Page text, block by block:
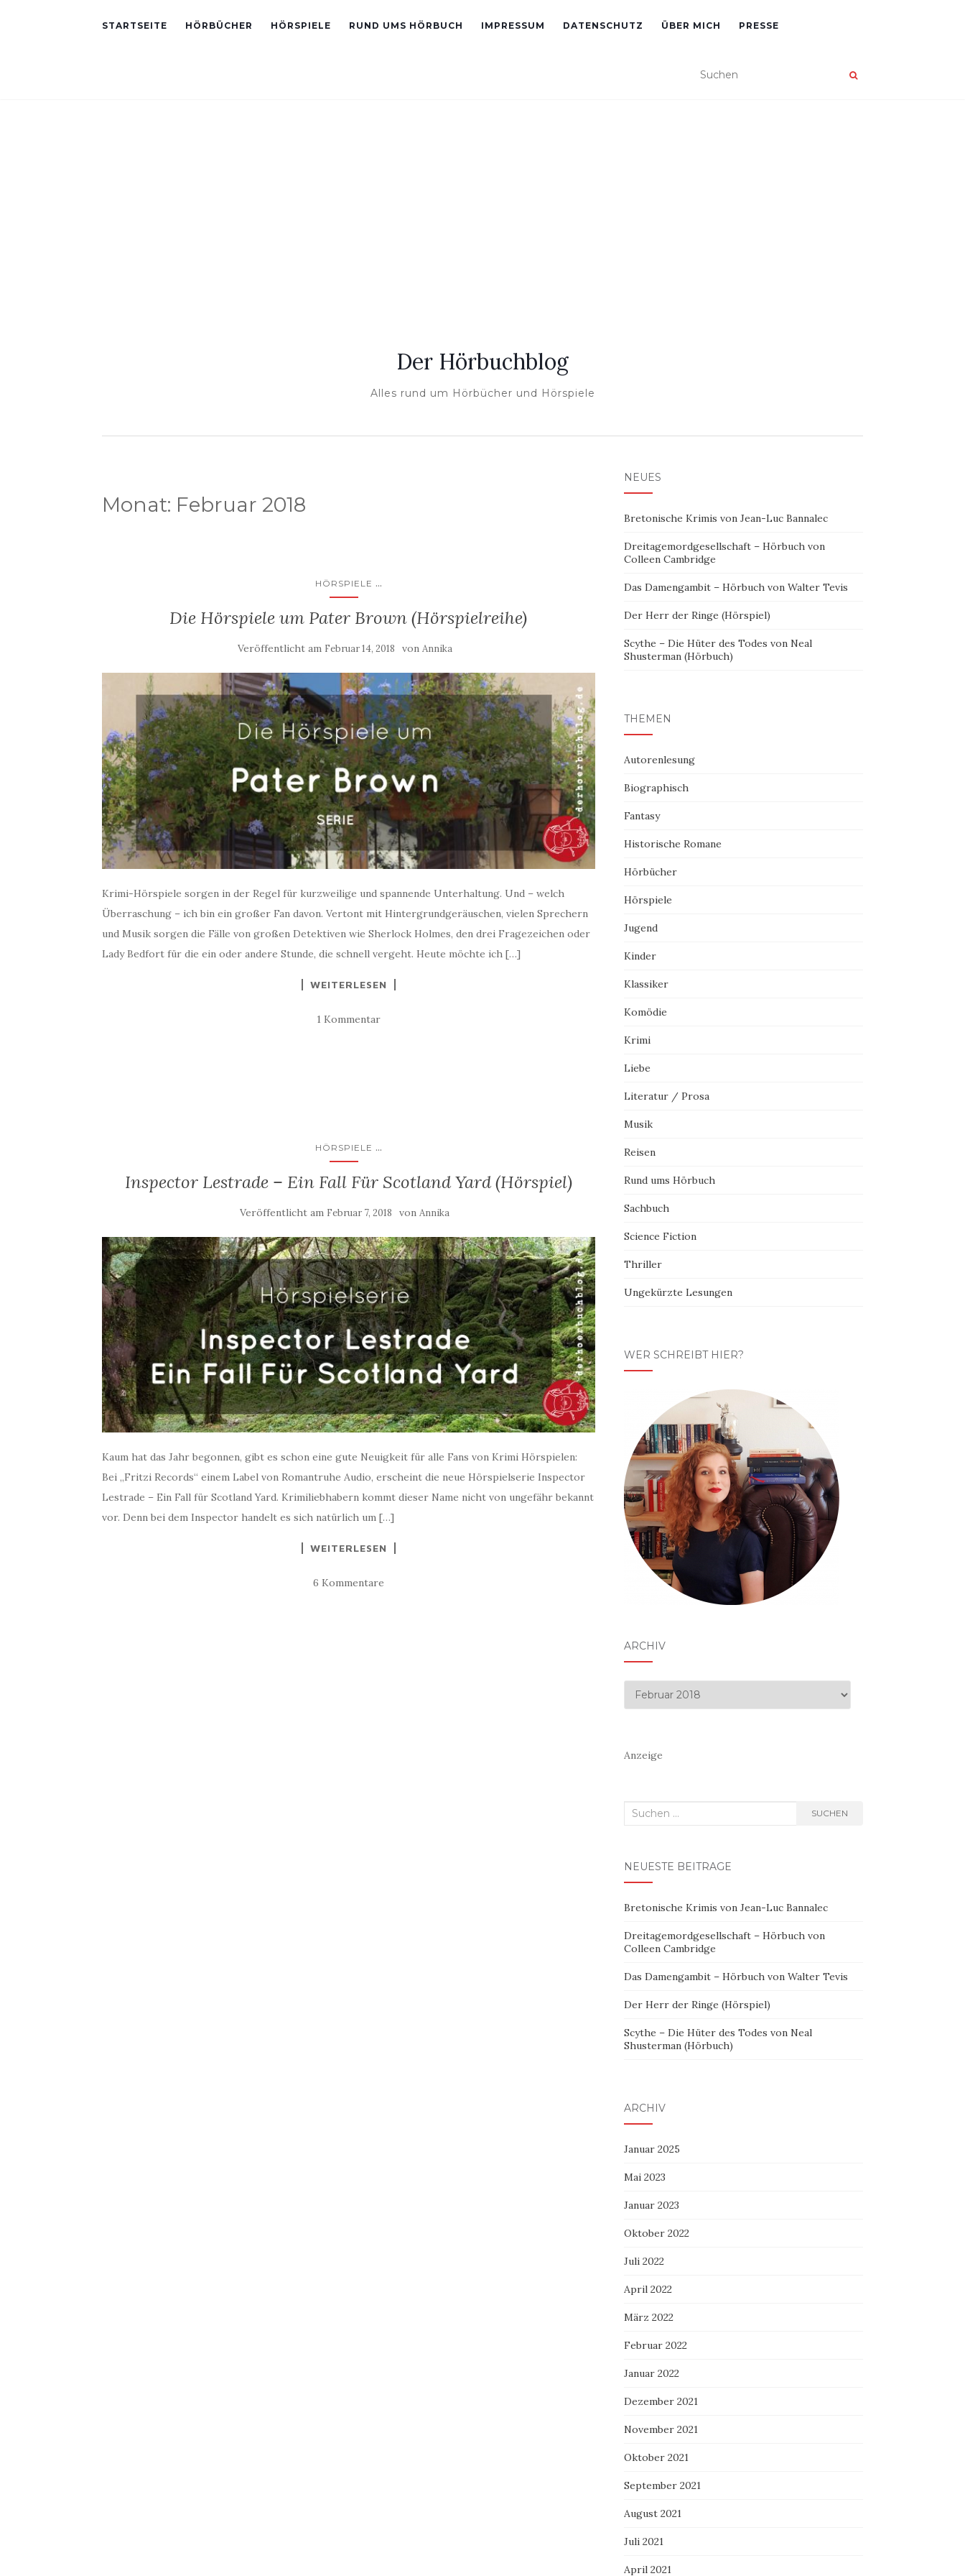
STARTSEITE HÖRBÜCHER HÖRSPIELE RUND UMS HÖRBUCH IMPRESSUM DATENSCHUTZ ÜBER MICH PRESSE
Der Hörbuchblog
Alles rund um Hörbücher und Hörspiele
Monat: Februar 2018
HÖRSPIELE ...
Die Hörspiele um Pater Brown (Hörspielreihe)
Veröffentlicht am Februar 14, 2018 von Annika
Krimi-Hörspiele sorgen in der Regel für kurzweilige und spannende Unterhaltung. Und – welch
Überraschung – ich bin ein großer Fan davon. Vertont mit Hintergrundgeräuschen, vielen Sprechern
und Musik sorgen die Fälle von großen Detektiven wie Sherlock Holmes, den drei Fragezeichen oder
Lady Bedfort für die ein oder andere Stunde, die schnell vergeht. Heute möchte ich […]
WEITERLESEN
1 Kommentar
HÖRSPIELE ...
Inspector Lestrade – Ein Fall Für Scotland Yard (Hörspiel)
Veröffentlicht am Februar 7, 2018 vonAnnika
Kaum hat das Jahr begonnen, gibt es schon eine gute Neuigkeit für alle Fans von Krimi Hörspielen:
Bei „Fritzi Records“ einem Label von Romantruhe Audio, erscheint die neue Hörspielserie Inspector
Lestrade – Ein Fall für Scotland Yard. Krimiliebhabern kommt dieser Name nicht von ungefähr bekannt
vor. Denn bei dem Inspector handelt es sich natürlich um […]
WEITERLESEN
6 Kommentare
NEUES
Bretonische Krimis von Jean-Luc Bannalec
Dreitagemordgesellschaft – Hörbuch von
Colleen Cambridge
Das Damengambit – Hörbuch von Walter Tevis
Der Herr der Ringe (Hörspiel)
Scythe – Die Hüter des Todes von Neal
Shusterman (Hörbuch)
THEMEN
Autorenlesung
Biographisch
Fantasy
Historische Romane
Hörbücher
Hörspiele
Jugend
Kinder
Klassiker
Komödie
Krimi
Liebe
Literatur / Prosa
Musik
Reisen
Rund ums Hörbuch
Sachbuch
Science Fiction
Thriller
Ungekürzte Lesungen
WER SCHREIBT HIER?
ARCHIV
Archiv
Anzeige
Suchen
SUCHEN
NEUESTE BEITRÄGE
Bretonische Krimis von Jean-Luc Bannalec
Dreitagemordgesellschaft – Hörbuch von
Colleen Cambridge
Das Damengambit – Hörbuch von Walter Tevis
Der Herr der Ringe (Hörspiel)
Scythe – Die Hüter des Todes von Neal
Shusterman (Hörbuch)
ARCHIV
Januar 2025
Mai 2023
Januar 2023
Oktober 2022
Juli 2022
April 2022
März 2022
Februar 2022
Januar 2022
Dezember 2021
November 2021
Oktober 2021
September 2021
August 2021
Juli 2021
April 2021